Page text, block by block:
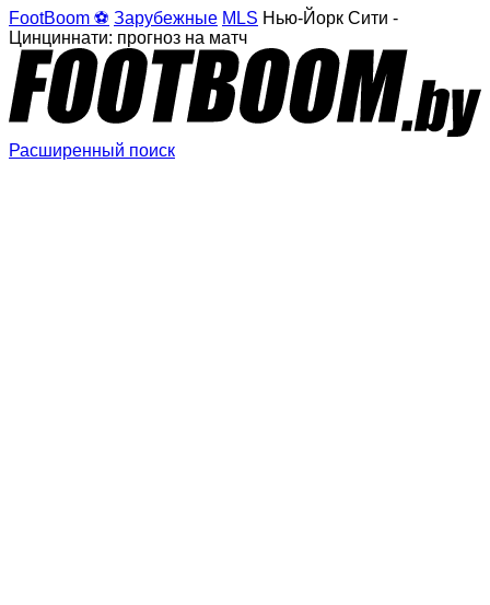
FootBoom ⚽ Зарубежные MLS Нью-Йорк Сити -
Цинциннати: прогноз на матч
Расширенный поиск